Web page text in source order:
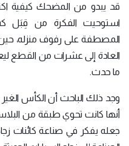
قد يبدو من المضحك كيفية
استوحيت الفكرة من قِبَل
المصطفة على رفوف منزله،
العادة إلى عشرات من القطع
ما حدث.
وجد ذلك الباحث أن الكأس الغير
أنها كانت تحوي طبقة من
جعله يفكر في صناعة كائنات